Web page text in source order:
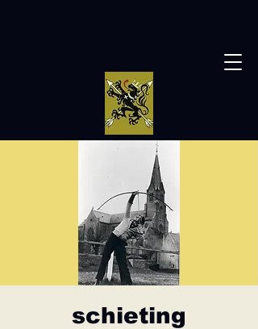
schieting